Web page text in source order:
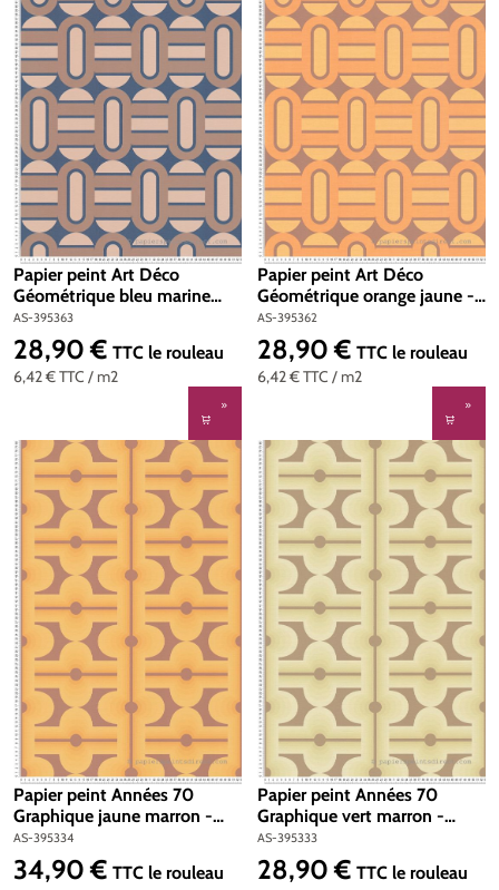
Papier peint Art Déco
Géométrique bleu marine
beige - Retro Chic d'A.S.
Création | Réf. AS-395363
AS-395363
6,42 €TTC / m2
Prix régulier :
28,90 € TTC le rouleau
Papier peint Art Déco
Géométrique orange jaune -
Retro Chic d'A.S. Création |
Réf. AS-395362
AS-395362
6,42 €TTC / m2
Prix régulier :
28,90 € TTC le rouleau
Papier peint Années 70
Graphique jaune marron -
Retro Chic d'A.S. Création |
Réf. AS-395334
AS-395334
Prix régulier :
34,90 € TTC le rouleau
Papier peint Années 70
Graphique vert marron -
Retro Chic d'A.S. Création |
Réf. AS-395333
AS-395333
Prix régulier :
28,90 € TTC le rouleau